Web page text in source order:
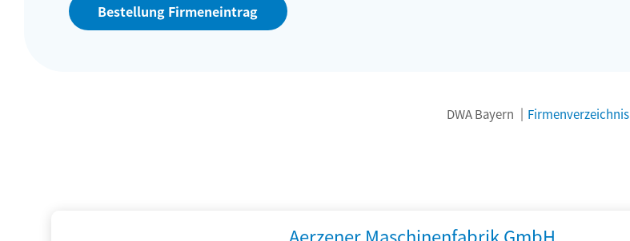
Bestellung Firmeneintrag
DWA Bayern Firmenverzeichnis
Aerzener Maschinenfabrik GmbH